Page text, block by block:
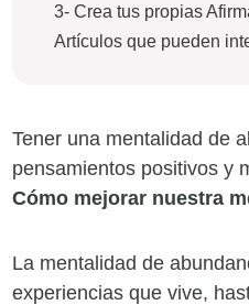
3- Crea tus propias
Artículos que pueden
Tener una mentalidad de
pensamientos positivos y
Cómo mejorar nuestra
La mentalidad de
experiencias que vive,